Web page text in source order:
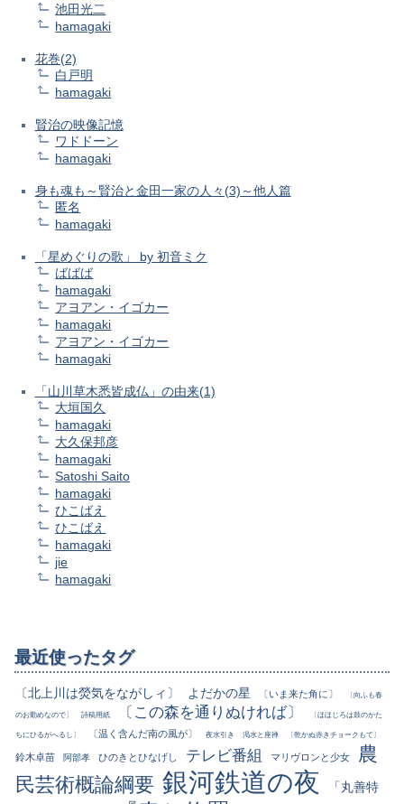
池田光二
hamagaki
花巻(2)
白戸明
hamagaki
賢治の映像記憶
ワドドーン
hamagaki
身も魂も～賢治と金田一家の人々(3)～他人篇
匿名
hamagaki
「星めぐりの歌」 by 初音ミク
ばばば
hamagaki
アヨアン・イゴカー
hamagaki
アヨアン・イゴカー
hamagaki
「山川草木悉皆成仏」の由来(1)
大垣国久
hamagaki
大久保邦彦
hamagaki
Satoshi Saito
hamagaki
ひこばえ
ひこばえ
hamagaki
jie
hamagaki
最近使ったタグ
〔北上川は熒気をながしィ〕 よだかの星 〔いま来た角に〕 〔向ふも春
のお勤めなので〕 詩稿用紙 〔この森を通りぬければ〕 〔ほほじろは鼓のかた
ちにひるがへるし〕 〔温く含んだ南の風が〕 夜水引き 渇水と座禅 〔乾かぬ赤きチョークもて〕
鈴木卓苗 阿部孝 ひのきとひなげし テレビ番組 マリヴロンと少女
農
民芸術概論綱要 銀河鉄道の夜
「丸善特